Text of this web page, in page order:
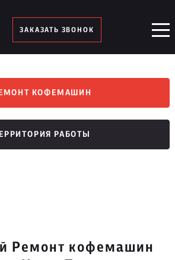
ЗАКАЗАТЬ ЗВОНОК
КОФЕМАШИН
РАБОТЫ
Ремонт кофемашин